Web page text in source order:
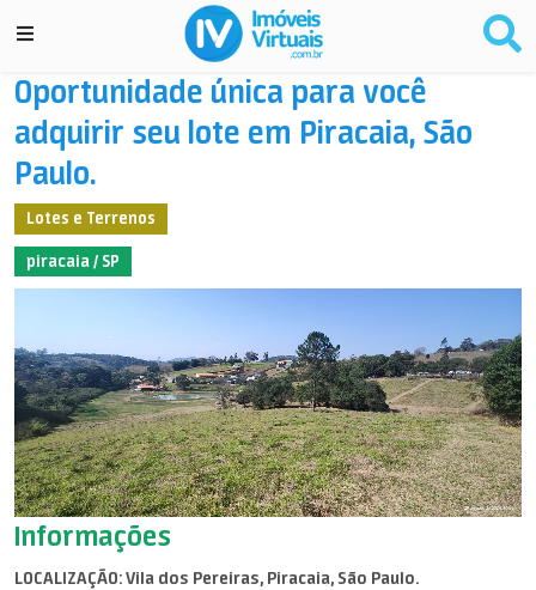
Oportunidade única para você
adquirir seu lote em Piracaia, São
Paulo.
Lotes e Terrenos
piracaia / SP
Informações
LOCALIZAÇÃO: Vila dos Pereiras, Piracaia, São Paulo.